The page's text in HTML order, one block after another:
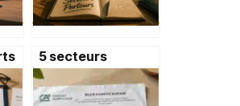
5 secteurs
porteurs pour
investir et